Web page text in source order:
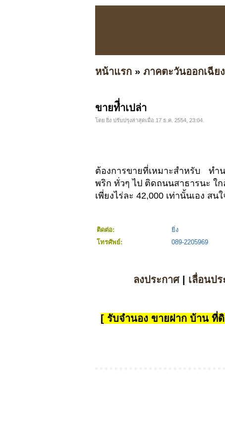
หน้าแรก » ภาคตะวันออกเฉีย
ขายที่ำเปล่า
โดย ยิ่ง ปรับปรุงล่าสุดเมื่อ 17 ธ.ค. 2554, 23:04.
ต้องการขายที่เหมาะสำหรับ ทำ
พริก ทั่วๆ ไป ติดถนนสาธารนะ ใ
เพี่ยงไร่ละ 42,000 เท่านั้นเอง สน
ติดต่อ: ยิ่ง
โทรศัพย์:
089-2205969
ลงประกาศ| เลื่อนป
[ รับจำนอง ขายฝาก บ้าน ที่